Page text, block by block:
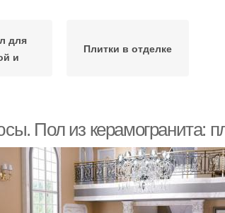
для
и
Плитки в отделке
Пол из керамогранита: